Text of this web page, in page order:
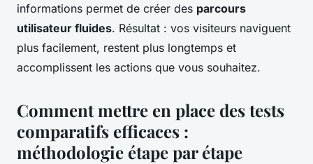
informations permet de créer des parcours
utilisateur fluides. Résultat : vos visiteurs naviguent
plus facilement, restent plus longtemps et
accomplissent les actions que vous souhaitez.
Comment mettre en place des tests
comparatifs efficaces :
méthodologie étape par étape